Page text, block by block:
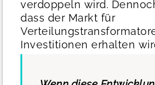
verdoppeln wird.
dass der Markt für
Investitionen erhalten